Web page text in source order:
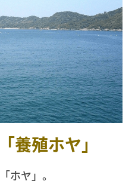
養殖ホヤ」
ホヤ」。